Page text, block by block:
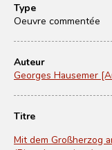
Type
Oeuvre commentée
Auteur
Georges Hausemer
Titre
Mit dem Großherzog